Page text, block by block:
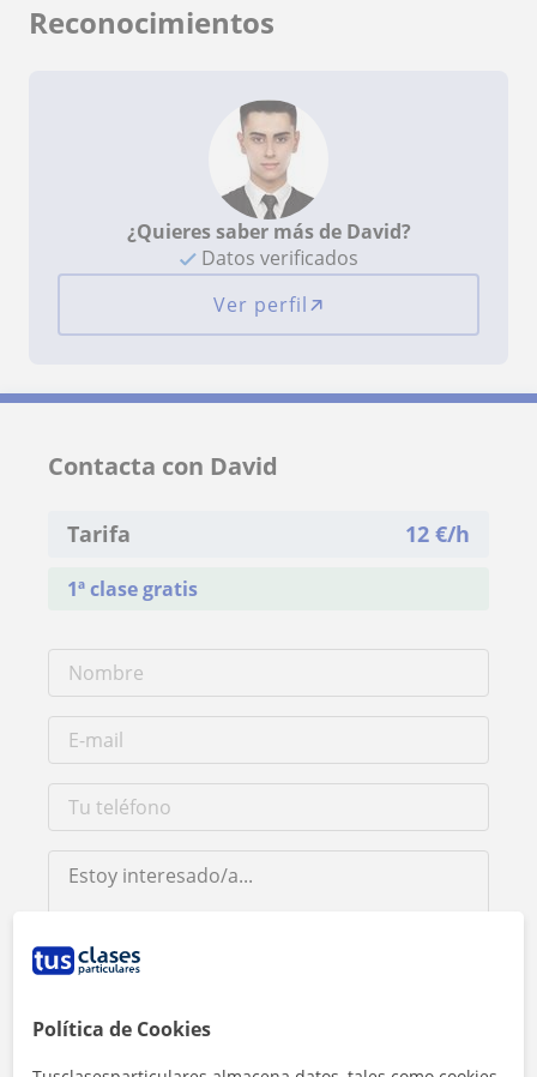
Reconocimientos
¿Quieres saber más de David?
Datos verificados
Ver perfil
Contacta con David
Tarifa 12 €/h
1ª clase gratis
Política de Cookies